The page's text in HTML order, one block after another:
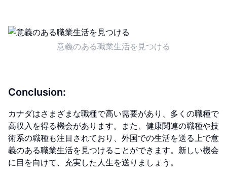
意義のある職業生活を見つける
Conclusion:
カナダはさまざまな職種で高い需要があり、多くの職種で
高収入を得る機会があります。また、健康関連の職種や技
術系の職種も注目されており、外国での生活を送る上で意
義のある職業生活を見つけることができます。新しい機会
に目を向けて、充実した人生を送りましょう。